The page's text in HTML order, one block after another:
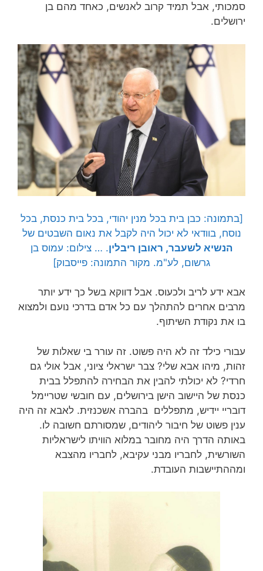
סמכותי, אבל תמיד קרוב לאנשים, כאחד מהם בן
ירושלים.
[בתמונה: כבן בית בכל מנין יהודי, בכל בית כנסת, בכל
נוסח, בוודאי לא יכול היה לקבל את נאום השבטים של
הנשיא לשעבר, ראובן ריבלין. … צילום: עמוס בן
גרשום, לע"מ. מקור התמונה: פייסבוק]
אבא ידע לריב ולכעוס. אבל דווקא בשל כך ידע יותר
מרבים אחרים להתהלך עם כל אדם בדרכי נועם ולמצוא
בו את נקודת השיתוף.
עבורי כילד זה לא היה פשוט. זה עורר בי שאלות של
זהות, מיהו אבא שלי? צבר ישראלי ציוני, אבל אולי גם
חרדי? לא יכולתי להבין את הבחירה להתפלל בבית
כנסת של היישוב הישן בירושלים, עם חובשי שטריימל
דובריי יידיש, מתפללים בהברה אשכנזית. לאבא זה היה
ענין פשוט של חיבור ליהודים, שמסורתם חשובה לו.
באותה הדרך היה מחובר במלוא הוויתו לישראליות
השורשית, לחבריו מבני עקיבא, לחבריו מהצבא
ומההתיישבות העובדת.